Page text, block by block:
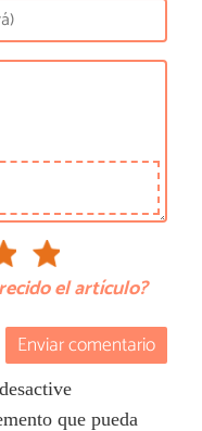
el artículo?
Enviar comentario
que pueda